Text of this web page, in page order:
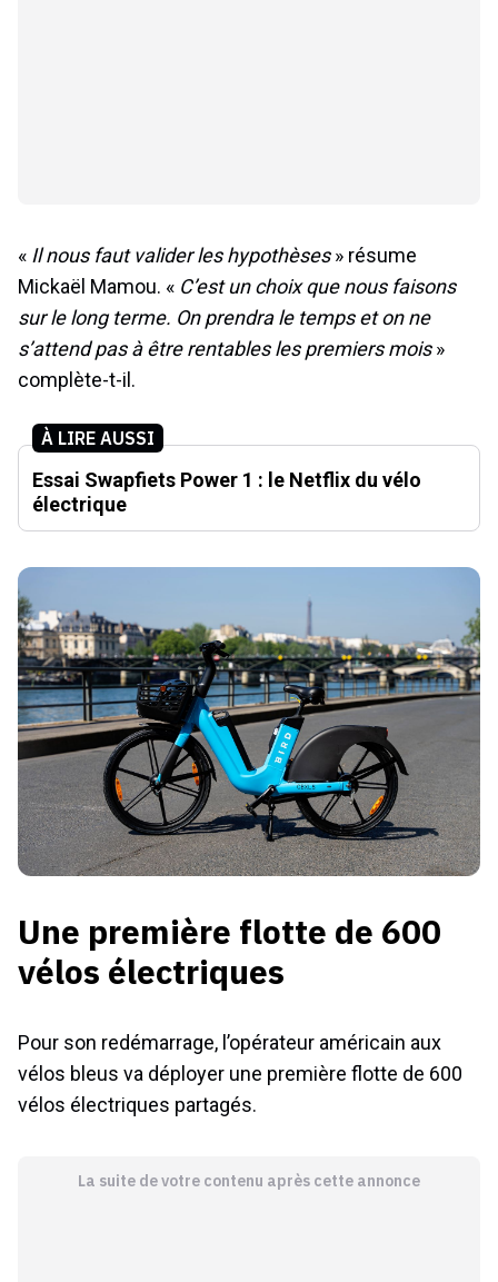
« Il nous faut valider les hypothèses» résume
Mickaël Mamou. « C’est un choix que nous faisons
sur le long terme. On prendra le temps et on ne
s’attend pas à être rentables les premiers mois»
complète-t-il.
À LIRE AUSSI
Essai Swapfiets Power 1 : le Netflix du vélo
électrique
Une première flotte de 600
vélos électriques
Pour son redémarrage, l’opérateur américain aux
vélos bleus va déployer une première flotte de 600
vélos électriques partagés.
La suite de votre contenu après cette annonce